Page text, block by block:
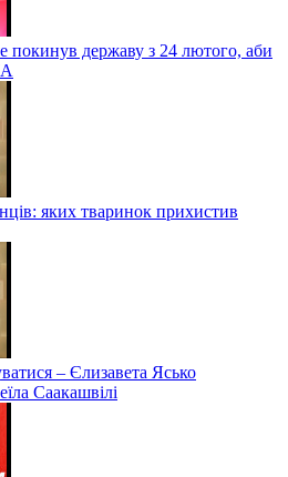
покинув державу з 24 лютого, аби
яких тваринок прихистив
– Єлизавета Ясько
Саакашвілі